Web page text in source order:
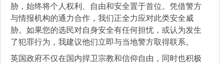
胁，始终将个人权利、自由和安全置于首位。凭借警方
与情报机构的通力合作，我们正全力应对此类安全威
胁。如果您的选民对自身安全有任何担忧，或认为发生
了犯罪行为，我建议他们立即与当地警方取得联系。
英国政府不仅在国内捍卫宗教和信仰自由，同时也积极